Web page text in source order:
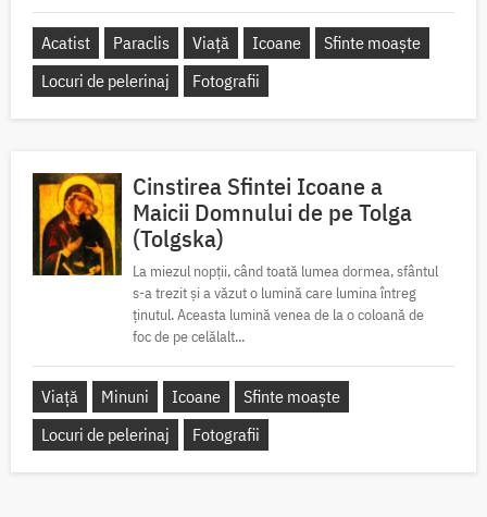
Acatist Paraclis Viață Icoane
Sfinte moaște
Locuri de pelerinaj
Fotografii
Cinstirea Sfintei Icoane a
Maicii Domnului de pe Tolga
(Tolgska)
La miezul nopții, când toată lumea dormea, sfântul
s-a trezit și a văzut o lumină care lumina întreg
ținutul. Aceasta lumină venea de la o coloană de
foc de pe celălalt...
Viață Minuni Icoane
Sfinte moaște
Locuri de pelerinaj
Fotografii